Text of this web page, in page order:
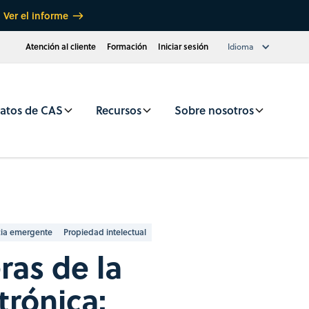
Ver el informe
Atención al cliente Formación Iniciar sesión Idioma
de CAS Recursos Sobre nosotros
emergente Propiedad intelectual
de la